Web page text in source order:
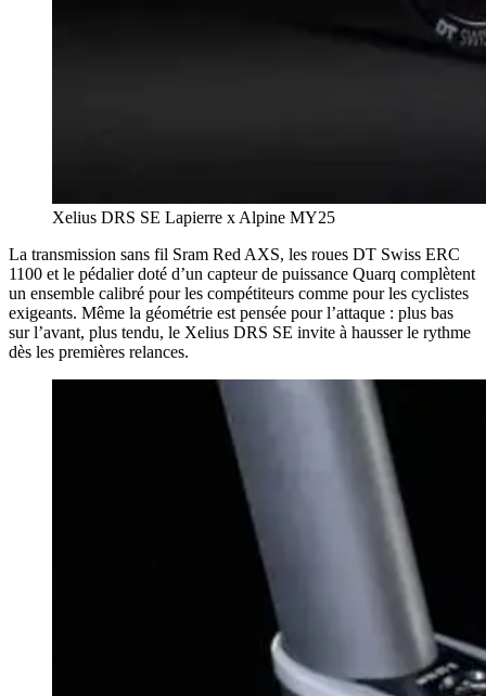
Xelius DRS SE Lapierre x Alpine MY25
La transmission sans fil Sram Red AXS, les roues DT Swiss ERC
1100 et le pédalier doté d’un capteur de puissance Quarq complètent
un ensemble calibré pour les compétiteurs comme pour les cyclistes
exigeants. Même la géométrie est pensée pour l’attaque : plus bas
sur l’avant, plus tendu, le Xelius DRS SE invite à hausser le rythme
dès les premières relances.